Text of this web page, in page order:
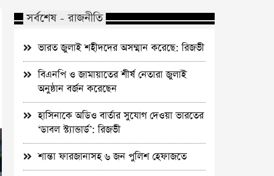
সর্বশেষ - রাজনীতি
ভারত জুলাই শহীদদের অসম্মান করেছে: রিজভী
বিএনপি ও জামায়াতের শীর্ষ নেতারা জুলাই
অনুষ্ঠান বর্জন করেছেন
হাসিনাকে অডিও বার্তার সুযোগ দেওয়া ভারতের
‘ডাবল স্ট্যান্ডার্ড’: রিজভী
শান্তা ফারজানাসহ ৬ জন পুলিশ হেফাজতে